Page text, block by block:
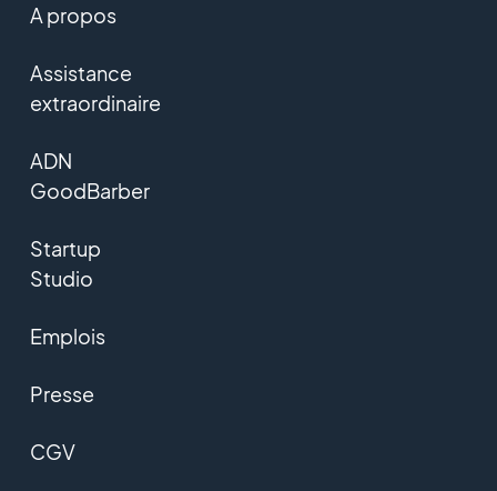
A propos
Assistance
extraordinaire
ADN
GoodBarber
Startup
Studio
Emplois
Presse
CGV